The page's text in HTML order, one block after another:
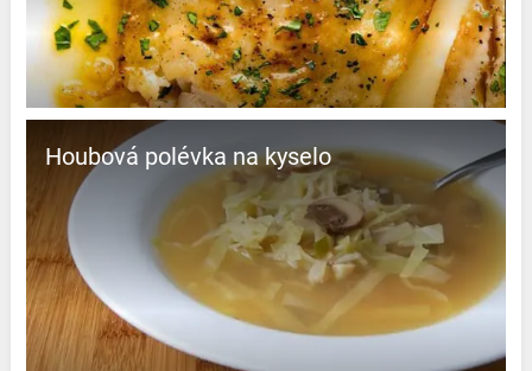
Houbová polévka na kyselo